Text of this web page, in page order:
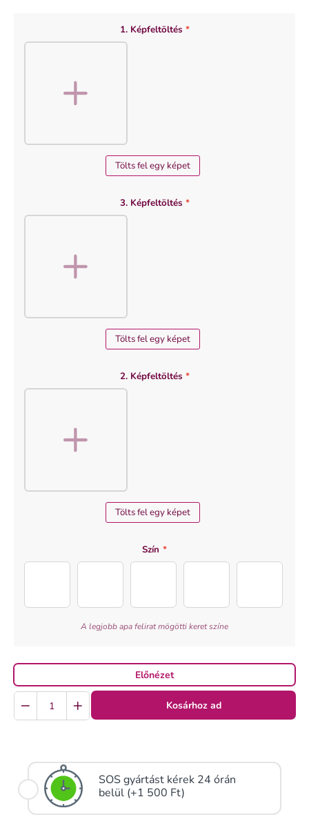
1. Képfeltöltés *
Tölts fel egy képet
3. Képfeltöltés *
Tölts fel egy képet
2. Képfeltöltés *
Tölts fel egy képet
Szín *
A legjobb apa felirat mögötti keret színe
Előnézet
Kosárhoz ad
SOS gyártást kérek 24 órán
belül (+1 500 Ft)